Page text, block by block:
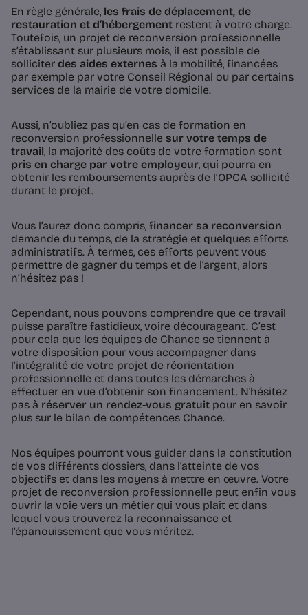
En règle générale, les frais de déplacement, de
restauration et d’hébergement restent à votre charge.
Toutefois, un projet de reconversion professionnelle
s’établissant sur plusieurs mois, il est possible de
solliciter des aides externes à la mobilité, financées
par exemple par votre Conseil Régional ou par certains
services de la mairie de votre domicile.
Aussi, n’oubliez pas qu’en cas de formation en
reconversion professionnelle sur votre temps de
travail, la majorité des coûts de votre formation sont
pris en charge par votre employeur, qui pourra en
obtenir les remboursements auprès de l’OPCA sollicité
durant le projet.
Vous l’aurez donc compris, financer sa reconversion
demande du temps, de la stratégie et quelques efforts
administratifs. À termes, ces efforts peuvent vous
permettre de gagner du temps et de l’argent, alors
n’hésitez pas !
Cependant, nous pouvons comprendre que ce travail
puisse paraître fastidieux, voire décourageant. C’est
pour cela que les équipes de Chance se tiennent à
votre disposition pour vous accompagner dans
l’intégralité de votre projet de réorientation
professionnelle et dans toutes les démarches à
effectuer en vue d’obtenir son financement. N'hésitez
pas à réserver un rendez-vous gratuit pour en savoir
plus sur le bilan de compétences Chance.
Nos équipes pourront vous guider dans la constitution
de vos différents dossiers, dans l’atteinte de vos
objectifs et dans les moyens à mettre en œuvre. Votre
projet de reconversion professionnelle peut enfin vous
ouvrir la voie vers un métier qui vous plaît et dans
lequel vous trouverez la reconnaissance et
l’épanouissement que vous méritez.